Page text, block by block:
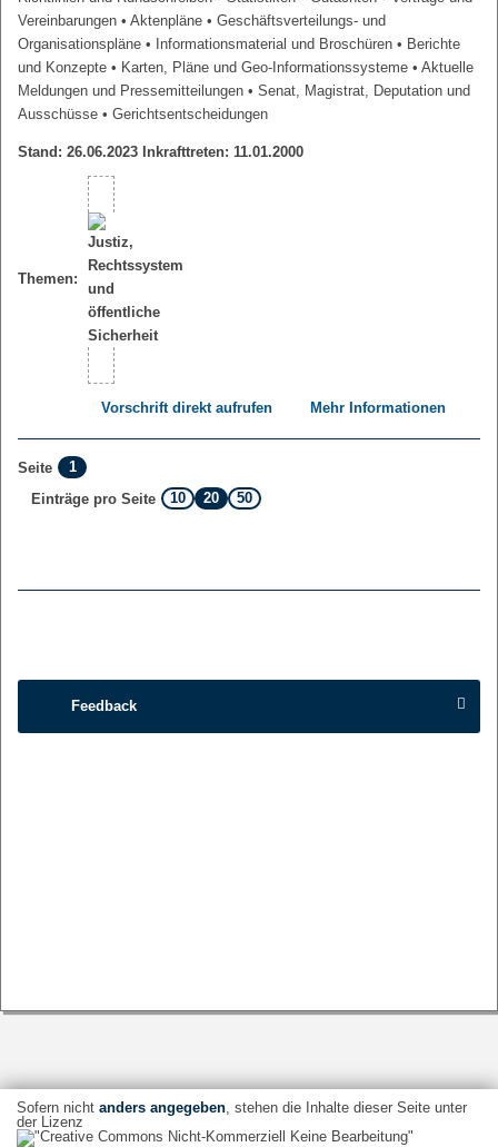
Vereinbarungen • Aktenpläne • Geschäftsverteilungs- und
Organisationspläne • Informationsmaterial und Broschüren • Berichte
und Konzepte • Karten, Pläne und Geo-Informationssysteme • Aktuelle
Meldungen und Pressemitteilungen • Senat, Magistrat, Deputation und
Ausschüsse • Gerichtsentscheidungen
Stand: 26.06.2023 Inkrafttreten: 11.01.2000
Themen:
Vorschrift direkt aufrufen Mehr Informationen
Seite
1
Einträge pro Seite
10 20 50
Feedback
Sofern nicht anders angegeben, stehen die Inhalte dieser Seite unter
der Lizenz